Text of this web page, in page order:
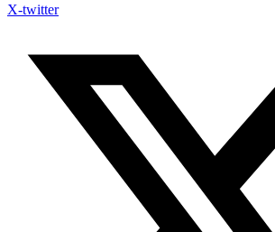
X-twitter